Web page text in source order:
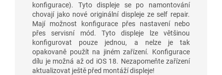
konfigurace). Tyto displeje se po namontování
chovají jako nové originální displeje ze self repair.
Mají možnost konfigurace přes nastavení nebo
přes servisní mód. Tyto displeje lze většinou
konfigurovat pouze jednou, a nelze je tak
opakovaně použít na jiném zařízení. Konfigurace
dílu je možná až od iOS 18. Nezapomeňte zařízení
aktualizovat ještě před montáží displeje!